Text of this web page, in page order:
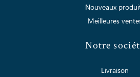
Nouveaux
Meilleures
Notre
Livraison